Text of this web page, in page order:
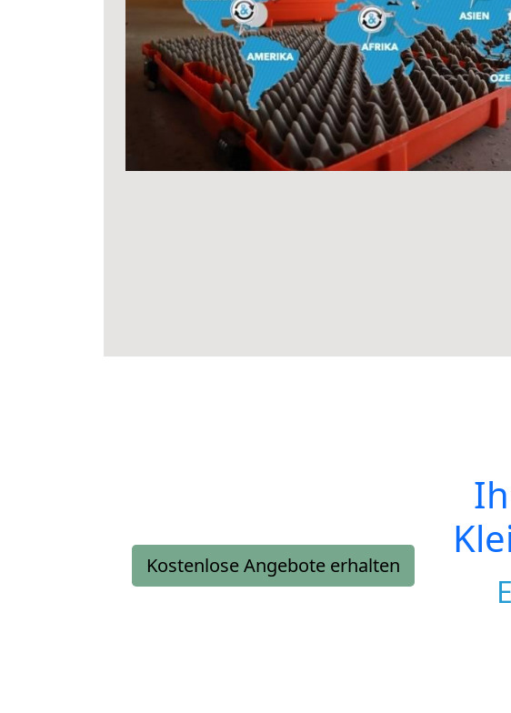
Kostenlose Angebote erhalten